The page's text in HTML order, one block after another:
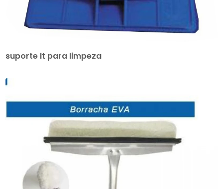
suporte lt para limpeza